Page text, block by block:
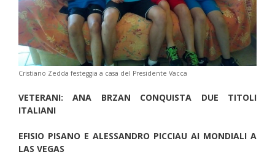
Cristiano Zedda festeggia a casa del Presidente Vacca
VETERANI: ANA BRZAN CONQUISTA DUE TITOLI
ITALIANI
EFISIO PISANO E ALESSANDRO PICCIAU AI MONDIALI A
LAS VEGAS